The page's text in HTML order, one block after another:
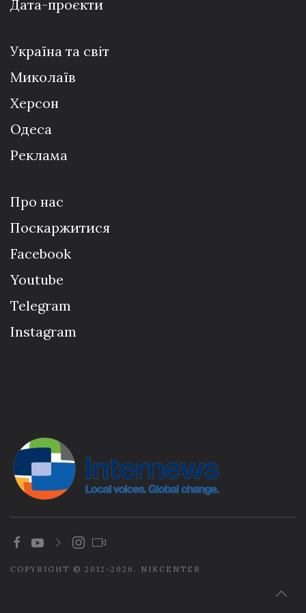
Дата-проєкти
Україна та світ
Миколаїв
Херсон
Одеса
Реклама
Про нас
Поскаржитися
Facebook
Youtube
Telegram
Instagram
COPYRIGHT © 2012-2026. NIKCENTER